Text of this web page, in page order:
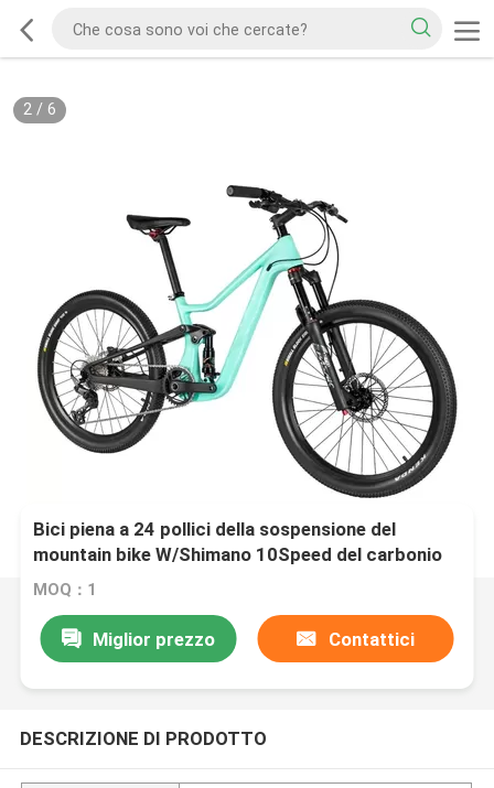
2/ 6
Bici piena a 24 pollici della sospensione del
mountain bike W/Shimano 10Speed del carbonio
dell'adolescente
MOQ：1
Miglior prezzo Contattici
DESCRIZIONE DI PRODOTTO